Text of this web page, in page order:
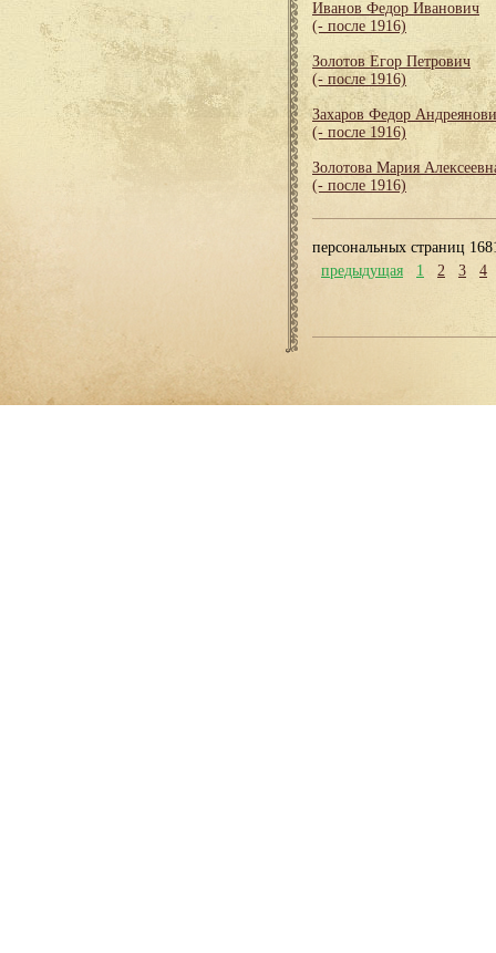
Иванов Федор Иванович
(- после 1916)
Золотов Егор Петрович
(- после 1916)
Захаров Федор
(- после 1916)
Золотова Мария
(- после 1916)
персональных страниц
предыдущая
1 2 3 4